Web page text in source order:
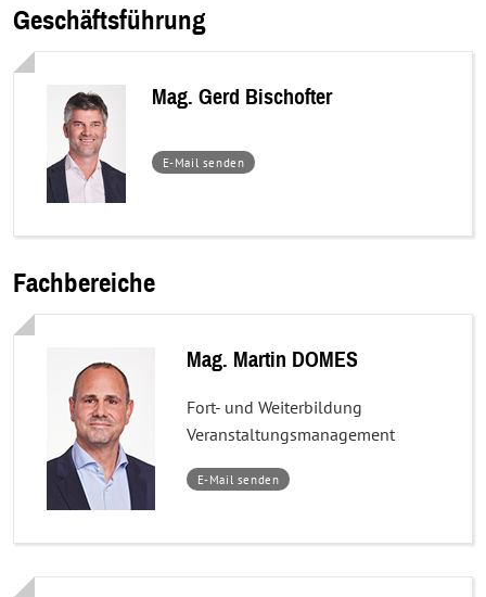
Geschäftsführung
Mag. Gerd Bischofter
E-Mail senden–
Mag.
Fachbereiche
Mag. Martin DOMES
Fort- und Weiterbildung
Veranstaltungsmanagement
E-Mail senden–
Mag.